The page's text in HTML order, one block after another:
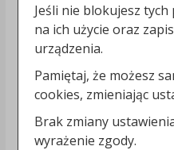
Jeśli nie blokujesz
na ich użycie oraz
urządzenia.
Pamiętaj, że możesz
cookies, zmieniając
Brak zmiany
wyrażenie zgody.